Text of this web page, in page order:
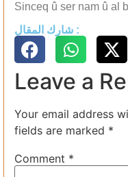
Sinceq û ser nam û al
شارك المقال :
Leave a
Your email address
fields are marked *
Comment *